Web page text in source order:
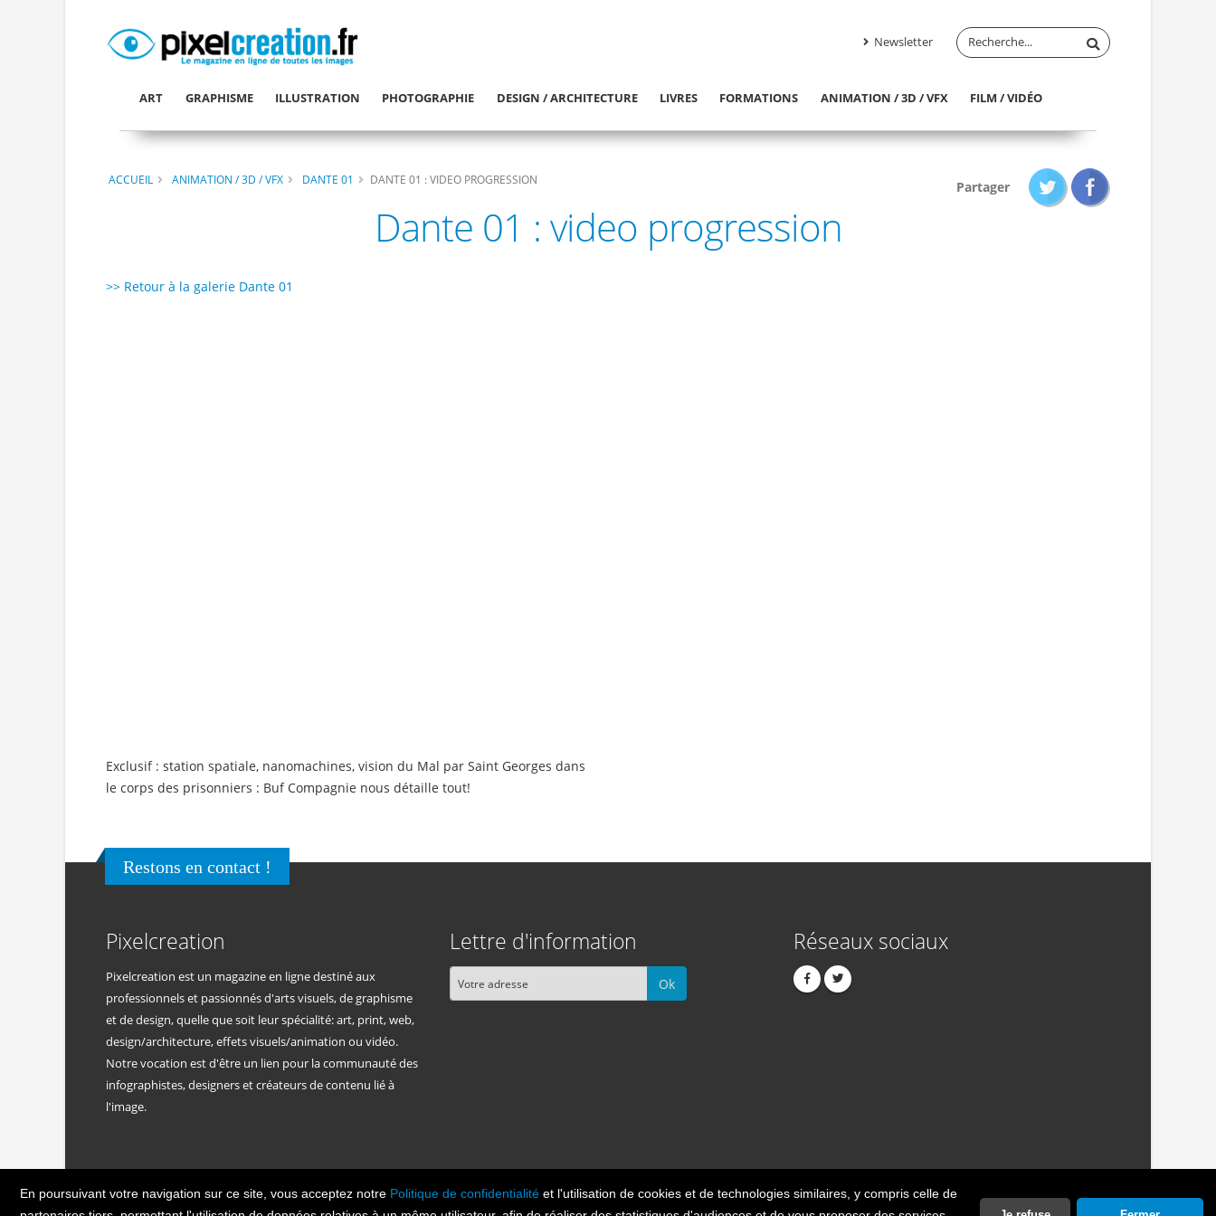
En poursuivant votre navigation sur ce site, vous acceptez notre Politique de confidentialitéet l'utilisation de cookies et de technologies similaires, y compris celle de
Newsletter
ART GRAPHISME ILLUSTRATION PHOTOGRAPHIE DESIGN / ARCHITECTURE LIVRES FORMATIONS ANIMATION / 3D / VFX FILM / VIDÉO
ACCUEIL ANIMATION / 3D / VFX DANTE 01 DANTE 01 : VIDEO PROGRESSION Partager
Dante 01 : video progression
>> Retour à la galerie Dante 01
Exclusif : station spatiale, nanomachines, vision du Mal par Saint Georges dans
le corps des prisonniers : Buf Compagnie nous détaille tout!
Restons en contact !
Pixelcreation
Pixelcreation est un magazine en ligne destiné aux
professionnels et passionnés d'arts visuels, de graphisme
et de design, quelle que soit leur spécialité: art, print, web,
design/architecture, effets visuels/animation ou vidéo.
Notre vocation est d'être un lien pour la communauté des
infographistes, designers et créateurs de contenu lié à
l'image.
Lettre d'information
Ok
Réseaux sociaux
PIXELCREATION © Copyright Pixelcreation 2026, tous droits réservés. Politique de confidentialité